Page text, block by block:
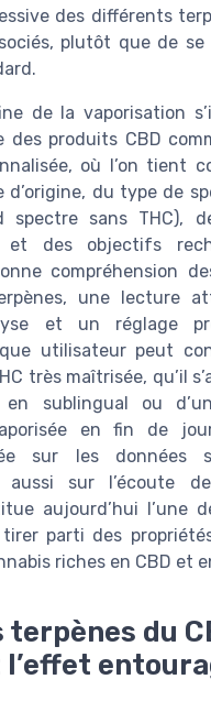
des différents
plutôt que de
de la vaporisation
des produits CBD
où l’on tient
du type de
spectre sans THC),
des objectifs
compréhension
une lecture
et un réglage
utilisateur peut
très maîtrisée, qu’il
en sublingual ou
en fin de
sur les données
aussi sur l’écoute
aujourd’hui l’une
parti des
riches en CBD et
terpènes du